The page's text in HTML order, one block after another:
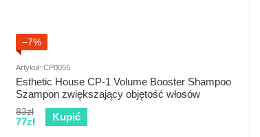
−7%
Artykuł: CP0055
Esthetic House CP-1 Volume Booster Shampoo
Szampon zwiększający objętość włosów
83zł
77zł Kupić